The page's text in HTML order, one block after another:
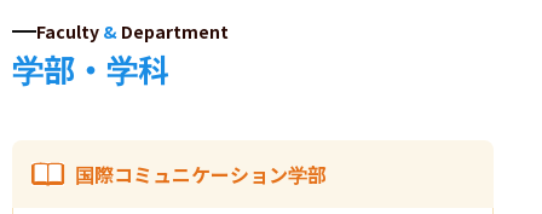
Faculty & Department
学部・学科
国際コミュニケーション学部